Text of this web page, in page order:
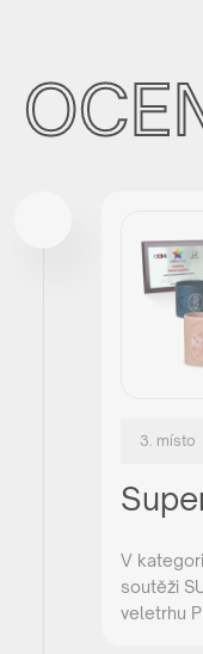
3. místo
V
soutěži
veletrhu